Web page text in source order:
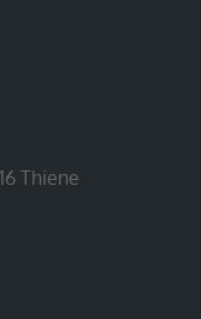
Thiene